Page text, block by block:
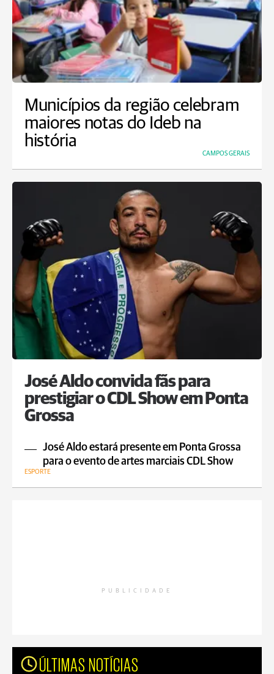
Municípios da região celebram
maiores notas do Ideb na
história
CAMPOS GERAIS
José Aldo convida fãs para
prestigiar o CDL Show em Ponta
Grossa
José Aldo estará presente em Ponta Grossa
para o evento de artes marciais CDL Show
ESPORTE
PUBLICIDADE
ÚLTIMAS NOTÍCIAS